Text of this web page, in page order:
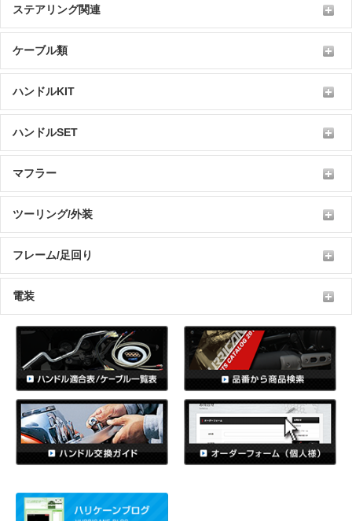
ステアリング関連
ケーブル類
ハンドルKIT
ハンドルSET
マフラー
ツーリング/外装
フレーム/足回り
電装